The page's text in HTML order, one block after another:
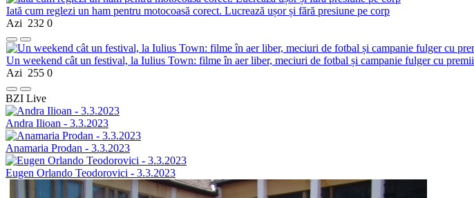
Iată cum reglezi un ham pentru motocoasă corect. Lucrează ușor și fără presiune pe corp
Azi 232 0
Un weekend cât un festival, la Iulius Town: filme în aer liber, meciuri de fotbal și campanie fulger cu premii
Azi 255 0
BZI Live
Andra Ilioan - 3.3.2023
Anamaria Prodan - 3.3.2023
Eugen Orlando Teodorovici - 3.3.2023